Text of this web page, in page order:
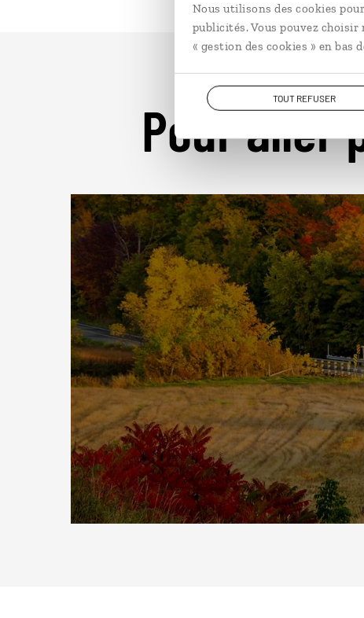
Nous utilisons des cookies
publicités. Vous pouvez
« gestion des cookies » en bas
TOUT REFUSER
Pour aller